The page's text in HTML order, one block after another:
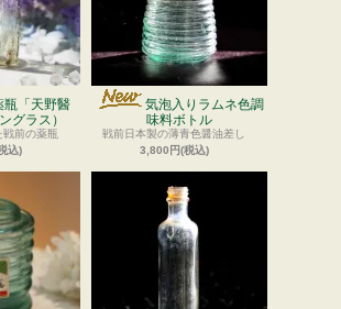
瓶「天野醫
グラス）
戦前の薬瓶
込)
気泡入りラムネ色調
味料ボトル
戦前日本製の薄青色醤油差し
3,800円(税込)